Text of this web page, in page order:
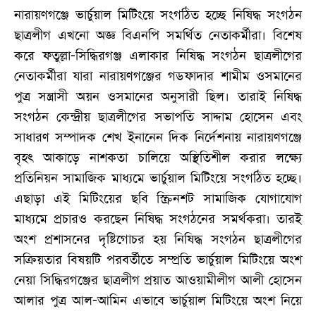
নারায়ণগঞ্জে ভার্চুয়াল মিটিংয়ে সংগঠিত হচ্ছে নিষিদ্ধ সংগঠন
ছাত্রলীগ এখনো অজ্ঞ বিএনপি সমর্থিত নেতাকর্মীরা। বিশেষ
করে ফতুল্লা-সিদ্ধিরগঞ্জ এলাকার নিষিদ্ধ সংগঠন ছাত্রলীগের
নেতাকর্মীরা যারা নারায়ণগঞ্জের গডফাদার শামীম ওসমানের
পুত্র সন্ত্রাসী অয়ন ওসমানের অনুসারী ছিল। তারাই নিষিদ্ধ
সংগঠন কেন্দ্রীয় ছাত্রলীগের সভাপতি সাদ্দাম হোসেন এবং
সাধারণ সম্পাদক শেখ ইনানেন দিক নির্দেশনায় নারায়ণগঞ্জে
বৃহৎ আকাড়ে নাশকতা চালিয়ে অস্থিতিশীল করার লক্ষ্যে
প্রতিনিয়ন সামাজিক মাধ্যমে ভার্চুয়াল মিটিংয়ে সংগঠিত হচ্ছে।
এছাড়া এই মিটিংয়ের ছবি স্ক্রিনশট সামাজিক যোগাযোগ
মাধ্যমে প্রচারও করছেন নিষিদ্ধ সংগঠনের সমর্থকরা। তারই
অংশ প্রশাসনের দৃষ্টিগোচর হয় নিষিদ্ধ সংগঠন ছাত্রলীগের
সক্রিয়তার বিষয়টি পরবর্তীতে সম্প্রতি ভার্চুয়াল মিটিংয়ে অংশ
নেয়া সিদ্ধিরগঞ্জের ছাত্রলীগ প্রয়াত আওয়ামীলীগ আলী হোসেন
আলার পুত্র আল-আমিন এভাবে ভার্চুয়াল মিটিংয়ে অংশ নিয়ে